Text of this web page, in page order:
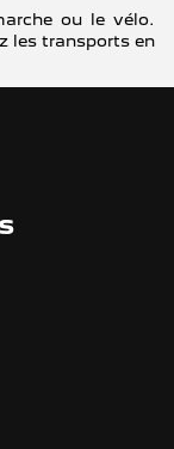
ou le vélo.
les transports en